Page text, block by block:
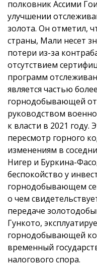
полковник Ассими
улучшении
золота. Он отметил,
страны, Мали несет
потери из-за
отсутствием
программ
является частью
горнодобывающей
руководством
к власти в 2021
пересмотр горного
изменениям в
Нигер и Буркина-
беспокойство у
горнодобывающем
о чем
передаче
Гункото,
горнодобывающей
временный
налогового спора.